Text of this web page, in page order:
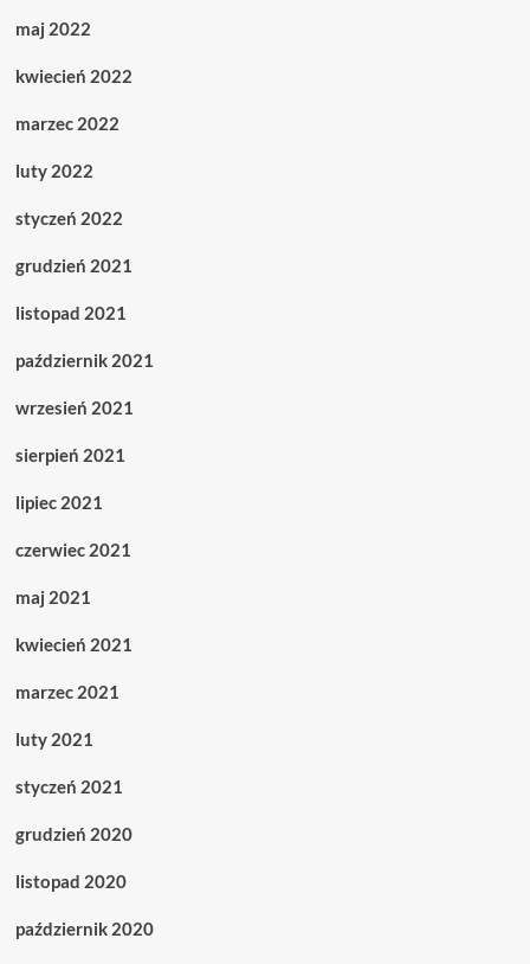
maj 2022
kwiecień 2022
marzec 2022
luty 2022
styczeń 2022
grudzień 2021
listopad 2021
październik 2021
wrzesień 2021
sierpień 2021
lipiec 2021
czerwiec 2021
maj 2021
kwiecień 2021
marzec 2021
luty 2021
styczeń 2021
grudzień 2020
listopad 2020
październik 2020